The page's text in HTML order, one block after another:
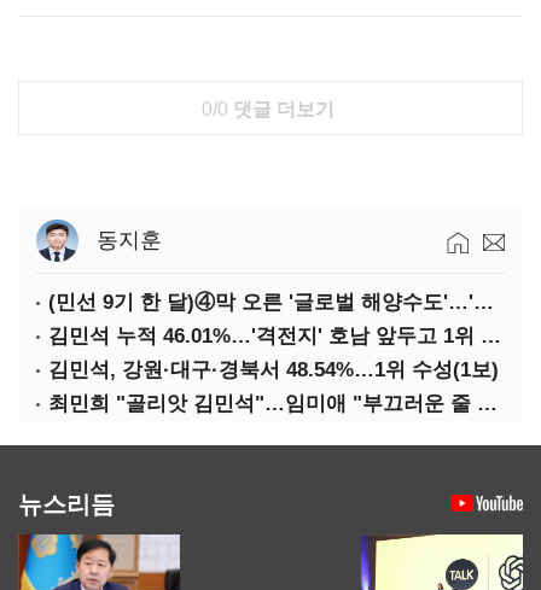
0/0 댓글 더보기
동지훈
(민선 9기 한 달)④막 오른 '글로벌 해양수도'…'전재수 리더십' 시험대
김민석 누적 46.01%…'격전지' 호남 앞두고 1위 지켰다(2보)
김민석, 강원·대구·경북서 48.54%…1위 수성(1보)
최민희 "골리앗 김민석"…임미애 "부끄러운 줄 알아야"
뉴스리듬